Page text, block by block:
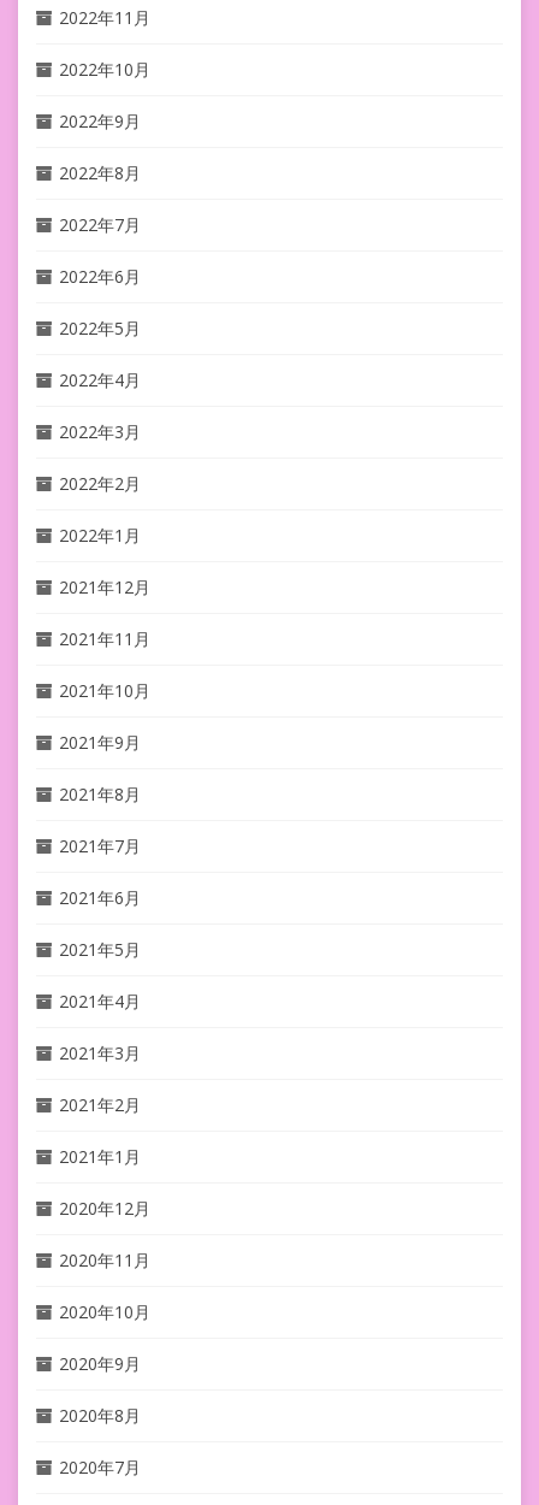
2022年11月
2022年10月
2022年9月
2022年8月
2022年7月
2022年6月
2022年5月
2022年4月
2022年3月
2022年2月
2022年1月
2021年12月
2021年11月
2021年10月
2021年9月
2021年8月
2021年7月
2021年6月
2021年5月
2021年4月
2021年3月
2021年2月
2021年1月
2020年12月
2020年11月
2020年10月
2020年9月
2020年8月
2020年7月